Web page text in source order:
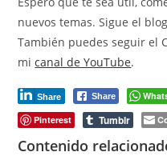
nuevos temas. Sigue el
También puedes seguir el
micanal de YouTube.
Share Share
Pinterest
Tumblr
Contenido